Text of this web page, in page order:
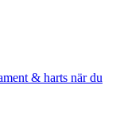
& harts när du